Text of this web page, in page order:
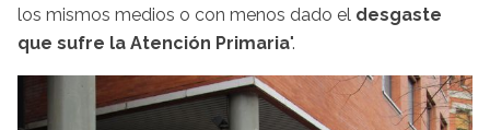
los mismos medios o con menos dado el desgaste
que sufre la Atención Primaria".